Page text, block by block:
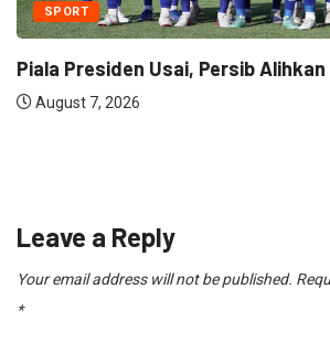
SPORT
Piala Presiden Usai, Persib Alihkan
August 7, 2026
Leave a Reply
Your email address will not be published.
*